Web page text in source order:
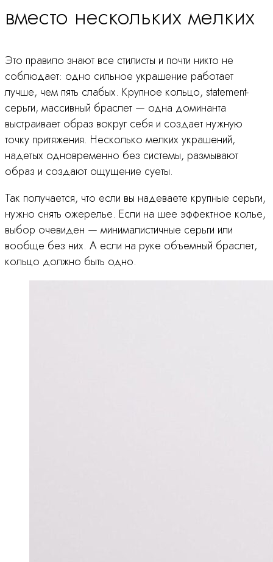
вместо нескольких мелких
Это правило знают все стилисты и почти никто не
соблюдает: одно сильное украшение работает
лучше, чем пять слабых. Крупное кольцо, statement-
серьги, массивный браслет — одна доминанта
выстраивает образ вокруг себя и создает нужную
точку притяжения. Несколько мелких украшений,
надетых одновременно без системы, размывают
образ и создают ощущение суеты.
Так получается, что если вы надеваете крупные серьги,
нужно снять ожерелье. Если на шее эффектное колье,
выбор очевиден — минималистичные серьги или
вообще без них. А если на руке объемный браслет,
кольцо должно быть одно.